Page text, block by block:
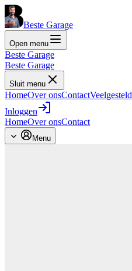
Beste Garage
Open menu
Beste Garage
Beste Garage
Sluit menu
HomeOver onsContact
Inloggen
HomeOver onsContact
Menu